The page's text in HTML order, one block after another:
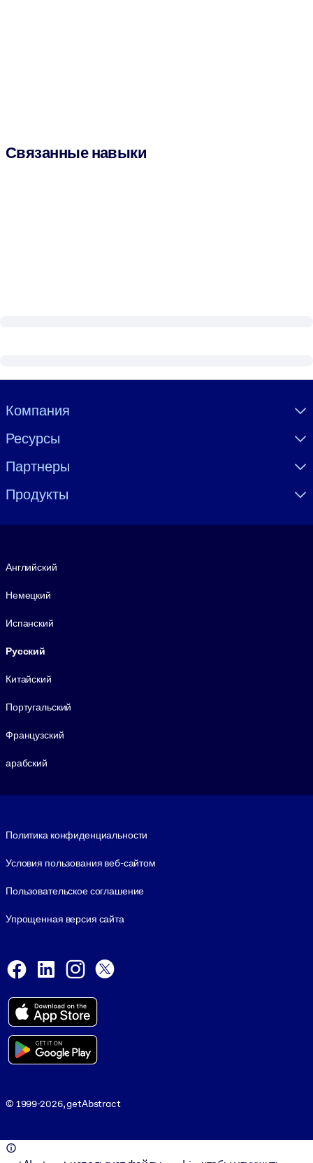
Связанные навыки
Visually hidden Text
Компания
Ресурсы
Партнеры
Продукты
Английский
Немецкий
Испанский
Русский
Китайский
Португальский
Французский
арабский
Политика конфиденциальности
Условия пользования веб-сайтом
Пользовательское соглашение
Упрощенная версия сайта
Facebook
LinkedInInstagram
© 1999-2026, getAbstract